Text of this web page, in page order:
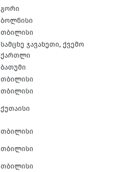
გორი
ბოლნისი
თბილისი
სამცხე ჯავახეთი, ქვემო
ქართლი
ბათუმი
თბილისი
თბილისი
ქუთაისი
თბილისი
თბილისი
თბილისი